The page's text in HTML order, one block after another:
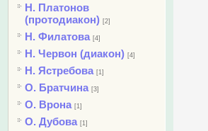
Н. Платонов
(протодиакон) [2]
Н. Филатова [4]
Н. Червон (диакон) [4]
Н. Ястребова [1]
О. Братчина [3]
О. Врона [1]
О. Дубова [1]